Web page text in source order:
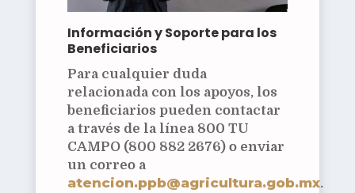
Información y Soporte para los
Beneficiarios
Para cualquier duda
relacionada con los apoyos, los
beneficiarios pueden contactar
a través de la línea 800 TU
CAMPO (800 882 2676) o enviar
un correo a
atencion.ppb@agricultura.gob.mx.